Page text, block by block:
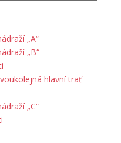
„A“
„B“
hlavní trať
„C“